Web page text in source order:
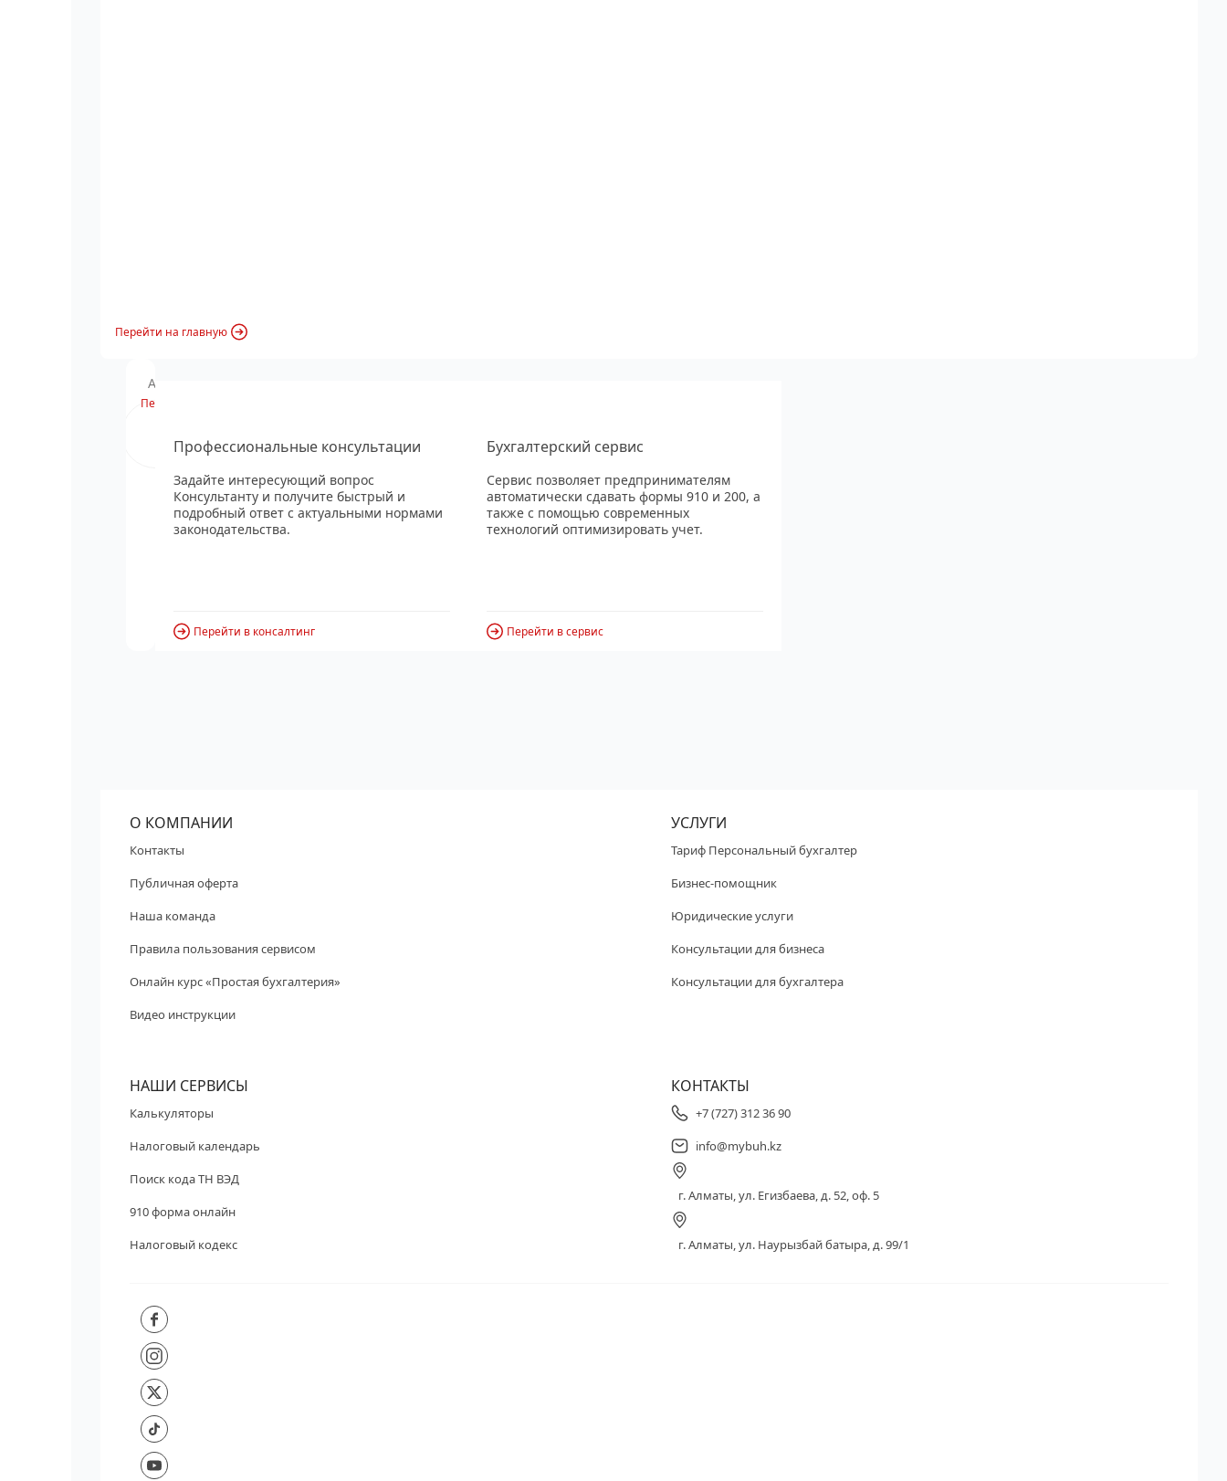
Перейти на главную
Анонс вебинара
Перейти
Профессиональные консультации
Задайте интересующий вопрос
Консультанту и получите быстрый и
подробный ответ с актуальными нормами
законодательства.
Перейти в консалтинг
Бухгалтерский сервис
Сервис позволяет предпринимателям
автоматически сдавать формы 910 и 200, а
также с помощью современных
технологий оптимизировать учет.
Перейти в сервис
О КОМПАНИИ
Контакты
Публичная оферта
Наша команда
Правила пользования сервисом
Онлайн курс «Простая бухгалтерия»
Видео инструкции
УСЛУГИ
Тариф Персональный бухгалтер
Бизнес-помощник
Юридические услуги
Консультации для бизнеса
Консультации для бухгалтера
НАШИ СЕРВИСЫ
Калькуляторы
Налоговый календарь
Поиск кода ТН ВЭД
910 форма онлайн
Налоговый кодекс
КОНТАКТЫ
+7 (727) 312 36 90
info@mybuh.kz
г. Алматы, ул. Егизбаева, д. 52, оф. 5
г. Алматы, ул. Наурызбай батыра, д. 99/1